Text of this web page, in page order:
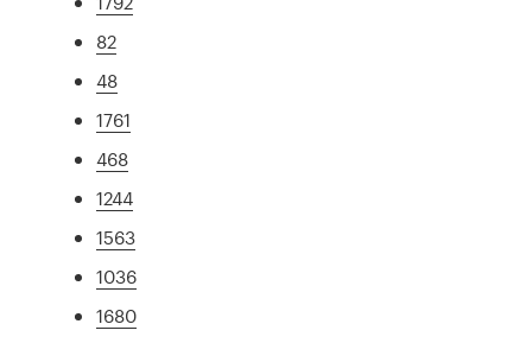
82
48
1761
468
1244
1563
1036
1680